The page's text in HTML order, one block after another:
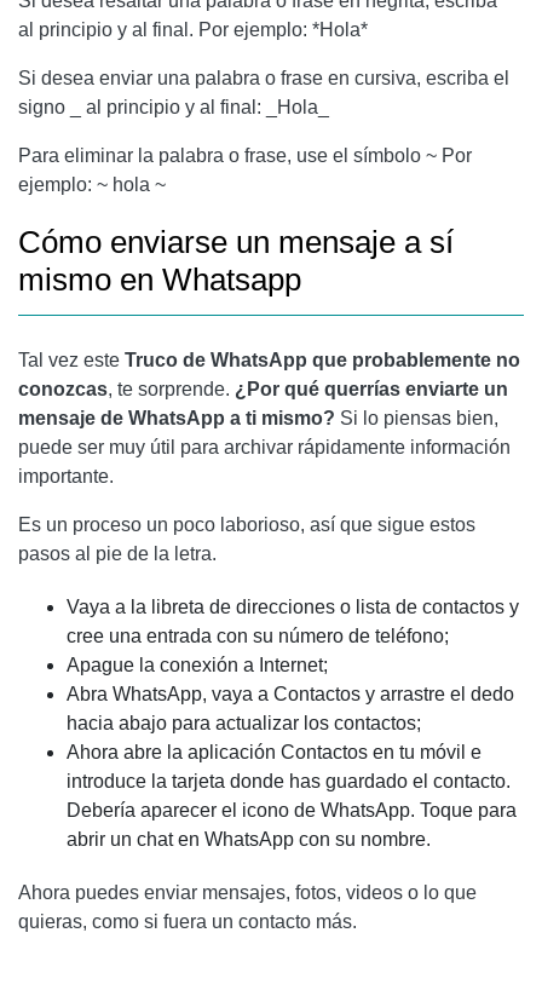
al principio y al final. Por ejemplo: *Hola*
Si desea enviar una palabra o frase en cursiva, escriba el
signo _ al principio y al final: _Hola_
Para eliminar la palabra o frase, use el símbolo ~ Por
ejemplo: ~ hola ~
Cómo enviarse un mensaje a sí
mismo en Whatsapp
Tal vez este Truco de WhatsApp que probablemente no
conozcas, te sorprende. ¿Por qué querrías enviarte un
mensaje de WhatsApp a ti mismo? Si lo piensas bien,
puede ser muy útil para archivar rápidamente información
importante.
Es un proceso un poco laborioso, así que sigue estos
pasos al pie de la letra.
Vaya a la libreta de direcciones o lista de contactos y
cree una entrada con su número de teléfono;
Apague la conexión a Internet;
Abra WhatsApp, vaya a Contactos y arrastre el dedo
hacia abajo para actualizar los contactos;
Ahora abre la aplicación Contactos en tu móvil e
introduce la tarjeta donde has guardado el contacto.
Debería aparecer el icono de WhatsApp. Toque para
abrir un chat en WhatsApp con su nombre.
Ahora puedes enviar mensajes, fotos, videos o lo que
quieras, como si fuera un contacto más.